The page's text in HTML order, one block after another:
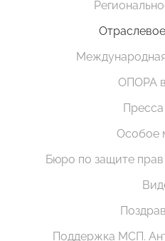
ОПОРА
Особое
Бюро по защите
Поддержка МСП.